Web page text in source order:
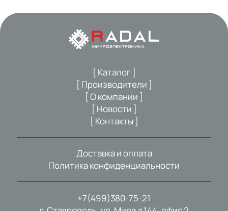
+7(499)380-75-21
[ Каталог ]
[ Производители ]
[ О компании ]
[ Новости ]
[ Контакты ]
Доставка и оплата
Политика конфиденциальности